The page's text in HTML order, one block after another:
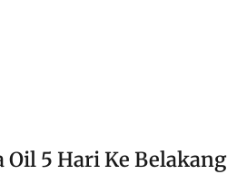
5 Hari Ke Belakang